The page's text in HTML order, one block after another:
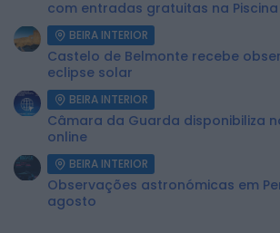
com entradas gratuitas na Piscina
BEIRA INTERIOR
Castelo de Belmonte recebe
eclipse solar
BEIRA INTERIOR
Câmara da Guarda disponibiliza
online
BEIRA INTERIOR
Observações astronómicas em
agosto